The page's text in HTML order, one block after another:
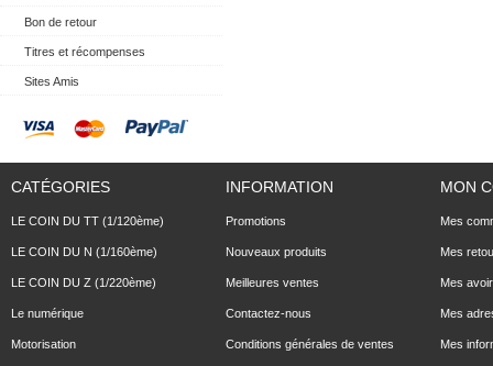
Bon de retour
Titres et récompenses
Sites Amis
CATÉGORIES
LE COIN DU TT (1/120ème)
LE COIN DU N (1/160ème)
LE COIN DU Z (1/220ème)
Le numérique
Motorisation
INFORMATION
Promotions
Nouveaux produits
Meilleures ventes
Contactez-nous
Conditions générales de ventes
MON
Mes
Mes
Mes
Mes
Mes